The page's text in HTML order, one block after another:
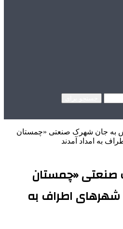
به جان شهرک صنعتی «چمستان
به امداد آمدند
«چمستان
شهرهای اطراف به